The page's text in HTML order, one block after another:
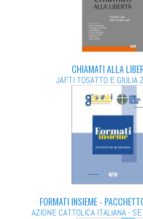
CHIAMATI ALLA
JAFTI TOSATTO E GIULIA
FORMATI INSIEME -
AZIONE CATTOLICA ITALIANA -